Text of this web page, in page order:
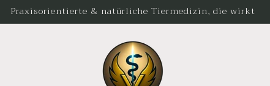
Praxisorientierte & natürliche Tiermedizin, die wirkt